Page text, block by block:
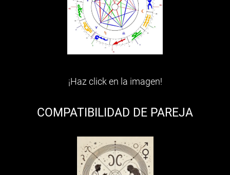
¡Haz click en la imagen!
COMPATIBILIDAD DE PAREJA